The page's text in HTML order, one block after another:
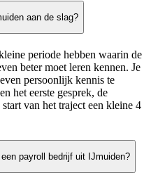
aan de slag?
periode hebben waarin de
beter moet leren kennen. Je
persoonlijk kennis te
het eerste gesprek, de
van het traject een kleine 4
payroll bedrijf uit IJmuiden?